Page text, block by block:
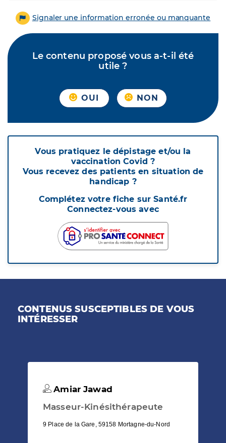
Signaler une information erronée ou manquante
Le contenu proposé vous a-t-il été
utile ?
OUI NON
Vous pratiquez le dépistage et/ou la
vaccination Covid ?
Vous recevez des patients en situation de
handicap ?
Complétez votre fiche sur Santé.fr
Connectez-vous avec
CONTENUS SUSCEPTIBLES DE VOUS
INTÉRESSER
Amiar Jawad
Masseur-Kinésithérapeute
9 Place de la Gare, 59158 Mortagne-du-Nord